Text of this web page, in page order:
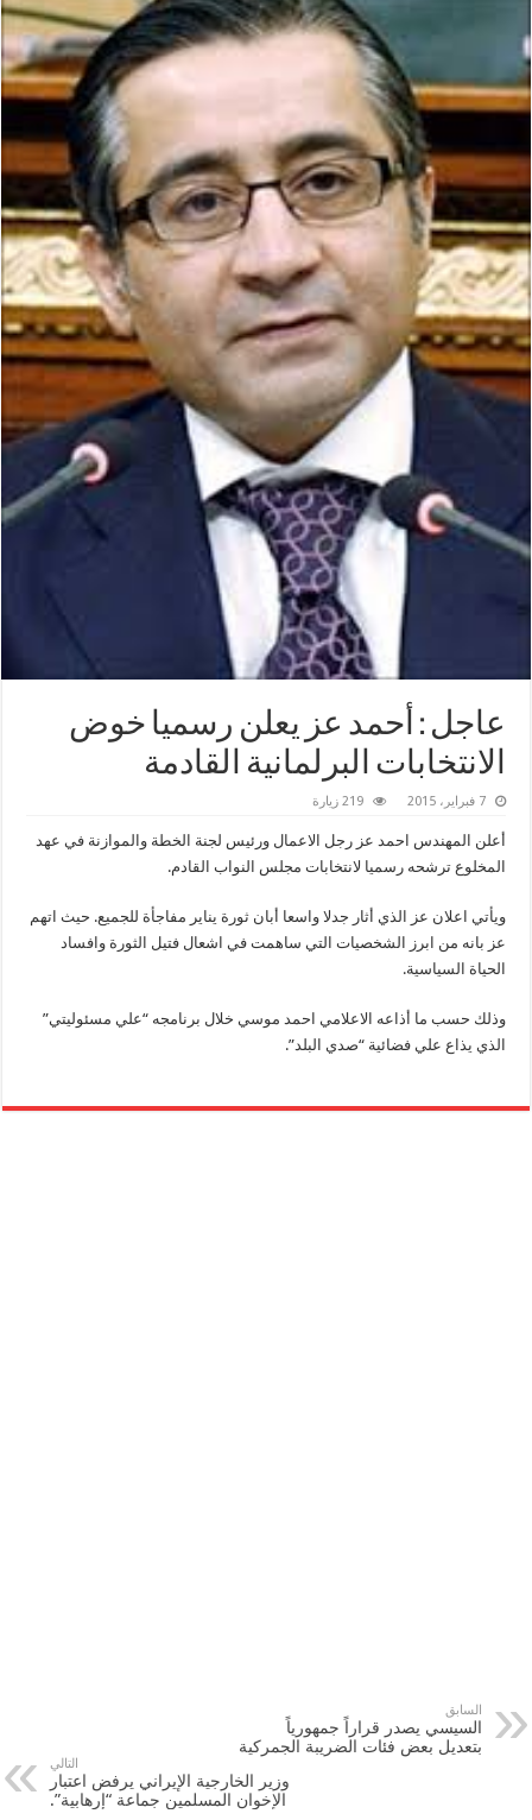
عاجل : أحمد عز يعلن رسميا خوض
الانتخابات البرلمانية القادمة
7 فبراير، 2015 219 زيارة
أعلن المهندس احمد عز رجل الاعمال ورئيس لجنة الخطة والموازنة في عهد
المخلوع ترشحه رسميا لانتخابات مجلس النواب القادم.
ويأتي اعلان عز الذي أثار جدلا واسعا أبان ثورة يناير مفاجأة للجميع. حيث اتهم
عز بانه من ابرز الشخصيات التي ساهمت في اشعال فتيل الثورة وافساد
الحياة السياسية.
وذلك حسب ما أذاعه الاعلامي احمد موسي خلال برنامجه “علي مسئوليتي”
الذي يذاع علي فضائية “صدي البلد”.
السابق
السيسي يصدر قراراً جمهورياً
بتعديل بعض فئات الضريبة الجمركية
التالي
وزير الخارجية الإيراني يرفض اعتبار
الإخوان المسلمين جماعة “إرهابية”.